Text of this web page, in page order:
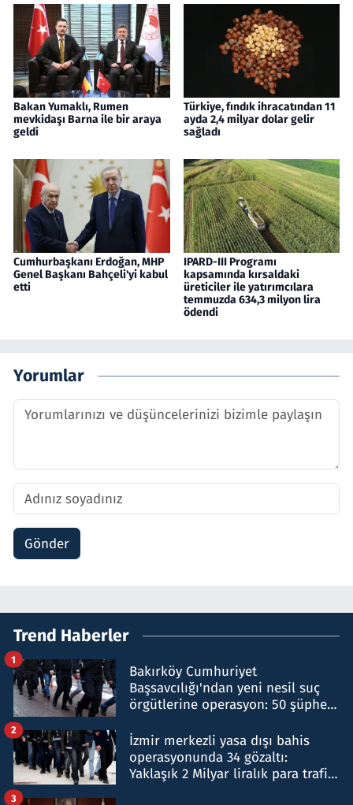
Bakan Yumaklı, Rumen
mevkidaşı Barna ile bir araya
geldi
Türkiye, fındık ihracatından 11
ayda 2,4 milyar dolar gelir
sağladı
Cumhurbaşkanı Erdoğan, MHP
Genel Başkanı Bahçeli'yi kabul
etti
IPARD-III Programı
kapsamında kırsaldaki
üreticiler ile yatırımcılara
temmuzda 634,3 milyon lira
ödendi
Yorumlar
Gönder
Trend Haberler
Bakırköy Cumhuriyet
Başsavcılığı'ndan yeni nesil suç
örgütlerine operasyon: 50 şüpheli
1
İzmir merkezli yasa dışı bahis
operasyonunda 34 gözaltı:
Yaklaşık 2 Milyar liralık para trafiği
2
3